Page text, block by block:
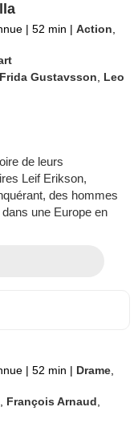
| 52 min | Action
Frida Gustavsson
Leo
de leurs
Leif Erikson,
des hommes
une Europe en
| 52 min | Drame
François Arnaud